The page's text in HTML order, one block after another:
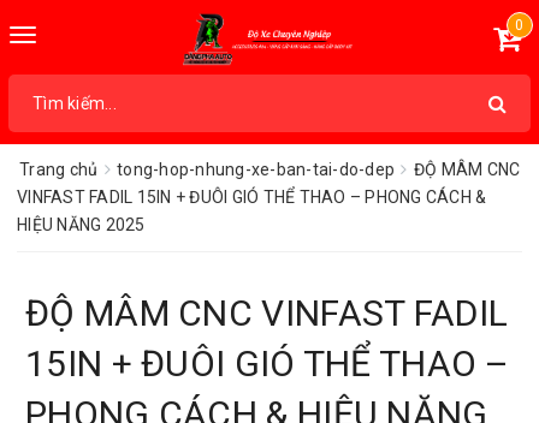
Toggle
0
Trang chủ tong-hop-nhung-xe-ban-tai-do-dep
ĐỘ MÂM CNC
VINFAST FADIL 15IN + ĐUÔI GIÓ THỂ THAO – PHONG CÁCH &
HIỆU NĂNG 2025
ĐỘ MÂM CNC VINFAST FADIL
15IN + ĐUÔI GIÓ THỂ THAO –
PHONG CÁCH & HIỆU NĂNG